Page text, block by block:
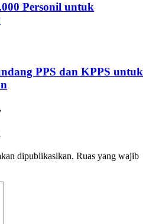
Personil untuk
PPS dan KPPS untuk
dipublikasikan. Ruas yang wajib